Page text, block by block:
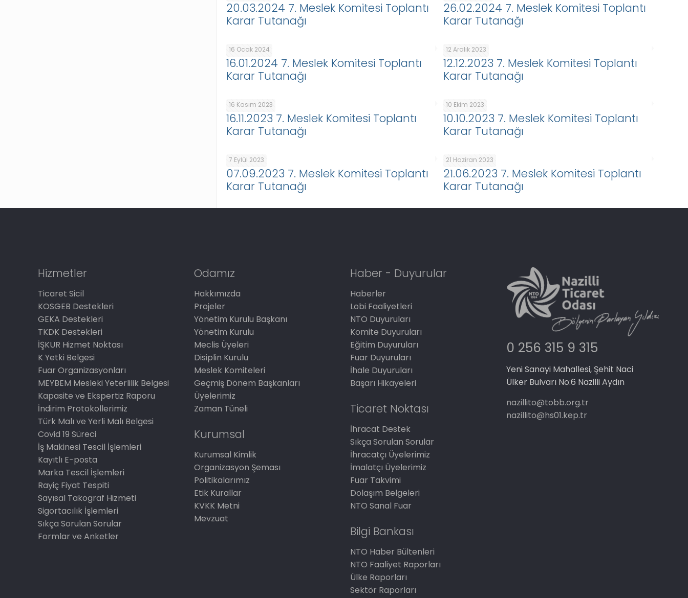
20.03.2024 7. Meslek Komitesi Toplantı
Karar Tutanağı
26.02.2024 7. Meslek Komitesi Toplantı
Karar Tutanağı
16 Ocak 2024
16.01.2024 7. Meslek Komitesi Toplantı
Karar Tutanağı
12 Aralık 2023
12.12.2023 7. Meslek Komitesi Toplantı
Karar Tutanağı
16 Kasım 2023
16.11.2023 7. Meslek Komitesi Toplantı
Karar Tutanağı
10 Ekim 2023
10.10.2023 7. Meslek Komitesi Toplantı
Karar Tutanağı
7 Eylül 2023
07.09.2023 7. Meslek Komitesi Toplantı
Karar Tutanağı
21 Haziran 2023
21.06.2023 7. Meslek Komitesi Toplantı
Karar Tutanağı
Hizmetler
Ticaret Sicil
KOSGEB Destekleri
GEKA Destekleri
TKDK Destekleri
İŞKUR Hizmet Noktası
K Yetki Belgesi
Fuar Organizasyonları
MEYBEM Mesleki Yeterlilik Belgesi
Kapasite ve Ekspertiz Raporu
İndirim Protokollerimiz
Türk Malı ve Yerli Malı Belgesi
Covid 19 Süreci
İş Makinesi Tescil İşlemleri
Kayıtlı E-posta
Marka Tescil İşlemleri
Rayiç Fiyat Tespiti
Sayısal Takograf Hizmeti
Sigortacılık İşlemleri
Sıkça Sorulan Sorular
Formlar ve Anketler
Odamız
Hakkımızda
Projeler
Yönetim Kurulu Başkanı
Yönetim Kurulu
Meclis Üyeleri
Disiplin Kurulu
Meslek Komiteleri
Geçmiş Dönem Başkanları
Üyelerimiz
Zaman Tüneli
Kurumsal
Kurumsal Kimlik
Organizasyon Şeması
Politikalarımız
Etik Kurallar
KVKK Metni
Mevzuat
Haber - Duyurular
Haberler
Lobi Faaliyetleri
NTO Duyuruları
Komite Duyuruları
Eğitim Duyuruları
Fuar Duyuruları
İhale Duyuruları
Başarı Hikayeleri
Ticaret Noktası
İhracat Destek
Sıkça Sorulan Sorular
İhracatçı Üyelerimiz
İmalatçı Üyelerimiz
Fuar Takvimi
Dolaşım Belgeleri
NTO Sanal Fuar
Bilgi Bankası
NTO Haber Bültenleri
NTO Faaliyet Raporları
Ülke Raporları
Sektör Raporları
0 256 315 9 315
Yeni Sanayi Mahallesi, Şehit Naci
Ülker Bulvarı No:6 Nazilli Aydın
nazillito@tobb.org.tr
nazillito@hs01.kep.tr